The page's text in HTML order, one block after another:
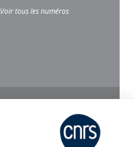
Voir tous les numéros